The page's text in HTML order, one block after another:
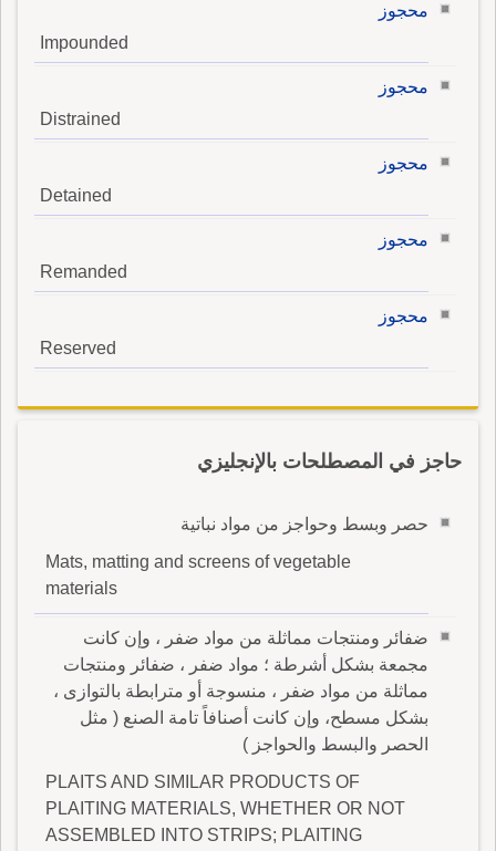
محجوز
Impounded
محجوز
Distrained
محجوز
Detained
محجوز
Remanded
محجوز
Reserved
حاجز في المصطلحات بالإنجليزي
حصر وبسط وحواجز من مواد نباتية
Mats, matting and screens of vegetable
materials
ضفائر ومنتجات مماثلة من مواد ضفر ، وإن كانت
مجمعة بشكل أشرطة ؛ مواد ضفر ، ضفائر ومنتجات
مماثلة من مواد ضفر ، منسوجة أو مترابطة بالتوازى ،
بشكل مسطح، وإن كانت أصنافاً تامة الصنع ( مثل
الحصر والبسط والحواجز )
PLAITS AND SIMILAR PRODUCTS OF
PLAITING MATERIALS, WHETHER OR NOT
ASSEMBLED INTO STRIPS; PLAITING